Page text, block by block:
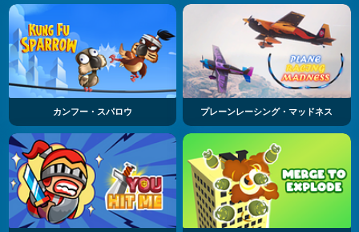
カンフー・スパロウ プレーンレーシング・マッドネス